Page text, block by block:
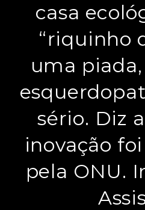
casa
“riquinho
uma
sério. Diz
inovação
pela ONU.